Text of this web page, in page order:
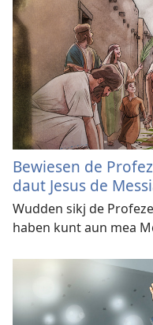
Bewiesen de
daut Jesus de
Wudden sikj de
haben kunt aun mea